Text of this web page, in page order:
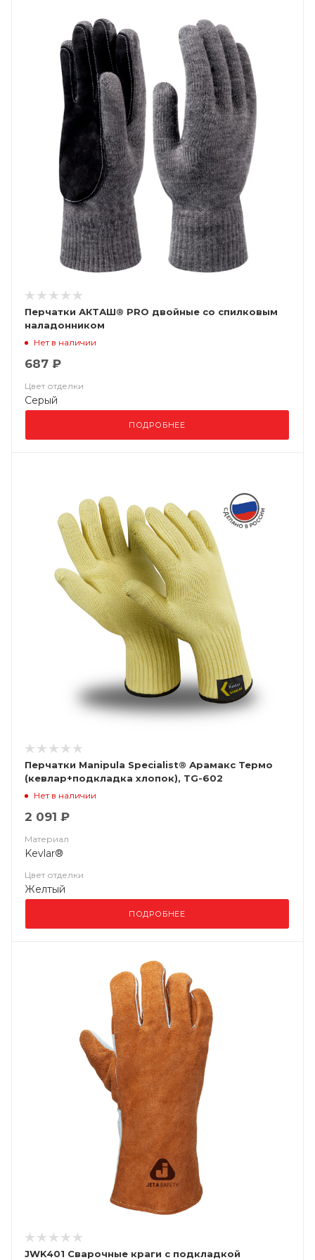
Перчатки АКТАШ® PRO двойные со спилковым
наладонником
Нет в наличии
687 ₽
Цвет отделки
Серый
ПОДРОБНЕЕ
Перчатки Manipula Specialist® Арамакс Термо
(кевлар+подкладка хлопок), TG-602
Нет в наличии
2 091 ₽
Материал
Kevlar®
Цвет отделки
Желтый
ПОДРОБНЕЕ
JWK401 Сварочные краги c подкладкой